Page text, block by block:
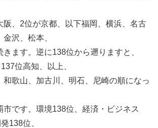
阪、2位が京都、以下福岡、横浜、名古
沢、松本、
ます。逆に138位から遡りますと、
位高知、以上、
和歌山、加古川、明石、尼崎の順になっ
市です。環境138位、経済・ビジネス
138位、